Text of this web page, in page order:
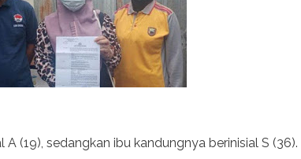
(19), sedangkan ibu kandungnya berinisial S (36).